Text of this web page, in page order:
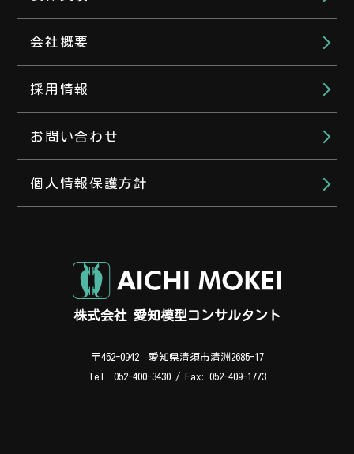
会社代表（平日 8:00～17:00）
052-400-3430
会社概要
採用情報
お問い合わせ
個人情報保護方針
株式会社 愛知模型コンサルタント
〒452-0942 愛知県清須市清洲2685-17
Tel: 052-400-3430 / Fax: 052-409-1773